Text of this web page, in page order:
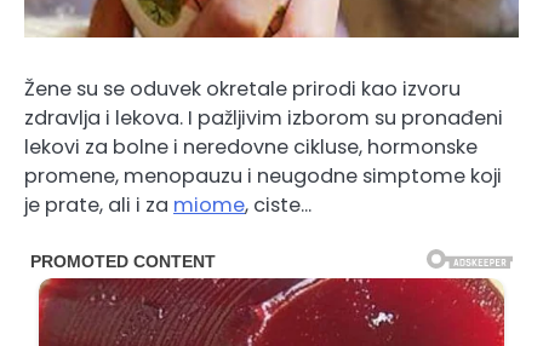
Žene su se oduvek okretale prirodi kao izvoru
zdravlja i lekova. I pažljivim izborom su pronađeni
lekovi za bolne i neredovne cikluse, hormonske
promene, menopauzu i neugodne simptome koji
je prate, ali i za miome, ciste…